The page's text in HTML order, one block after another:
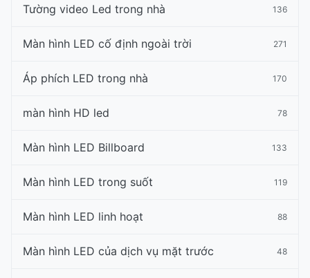
Tường video Led trong nhà 136
Màn hình LED cố định ngoài trời 271
Áp phích LED trong nhà 170
màn hình HD led 78
Màn hình LED Billboard 133
Màn hình LED trong suốt 119
Màn hình LED linh hoạt 88
Màn hình LED của dịch vụ mặt trước 48